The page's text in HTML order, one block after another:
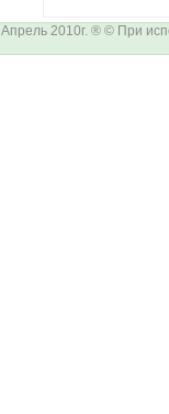
Апрель 2010г. ® © При